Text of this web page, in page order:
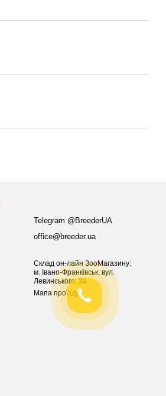
Telegram @BreederUA
office@breeder.ua
Склад он-лайн ЗооМагазину:
м. Івано-Франківськ, вул.
Левинського, 3а
Мапа проїзду